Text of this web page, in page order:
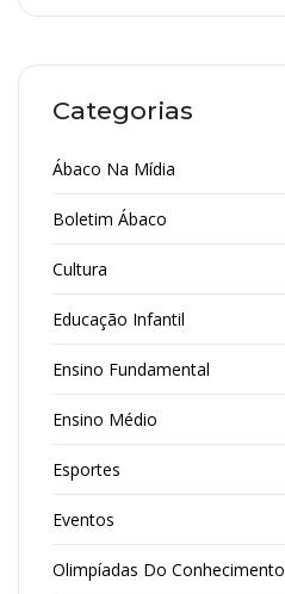
Categorias
Ábaco Na Mídia
Boletim Ábaco
Cultura
Educação Infantil
Ensino Fundamental
Ensino Médio
Esportes
Eventos
Olimpíadas Do Conhecimento